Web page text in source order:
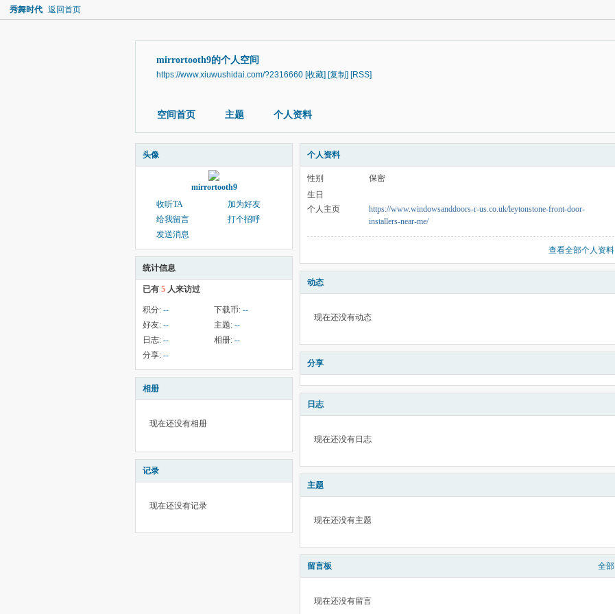
秀舞时代 返回首页
mirrortooth9的个人空间
https://www.xiuwushidai.com/?2316660 [收藏] [复制] [RSS]
空间首页 主题 个人资料
头像
mirrortooth9
收听TA
加为好友
给我留言
打个招呼
发送消息
统计信息
已有 5 人来访过
积分: -- 下载币: --
好友: -- 主题: --
日志: -- 相册: --
分享: --
相册
现在还没有相册
记录
现在还没有记录
个人资料
性别
保密
生日
个人主页
https://www.windowsanddoors-r-us.co.uk/leytonstone-front-door-
installers-near-me/
查看全部个人资料
动态
现在还没有动态
分享
日志
现在还没有日志
主题
现在还没有主题
留言板 全部
现在还没有留言